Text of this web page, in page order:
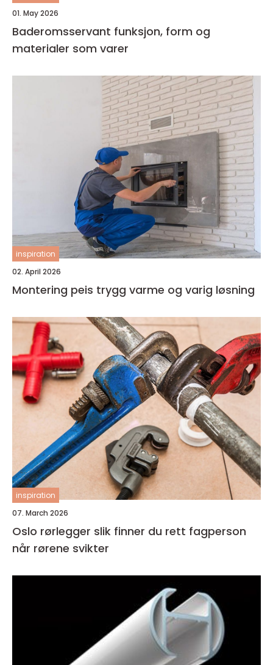
01. May 2026
Baderomsservant funksjon, form og
materialer som varer
inspiration
02. April 2026
Montering peis trygg varme og varig løsning
inspiration
07. March 2026
Oslo rørlegger slik finner du rett fagperson
når rørene svikter